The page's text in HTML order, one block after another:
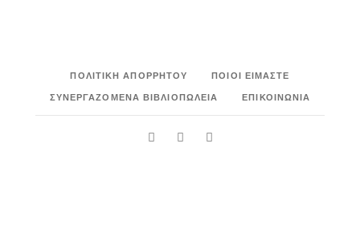
ΠΟΛΙΤΙΚΉ ΑΠΟΡΡΉΤΟΥ
ΠΟΙΟΙ ΕΊΜΑΣΤΕ
ΣΥΝΕΡΓΑΖΌΜΕΝΑ ΒΙΒΛΙΟΠΩΛΕΊΑ
ΕΠΙΚΟΙΝΩΝΊΑ